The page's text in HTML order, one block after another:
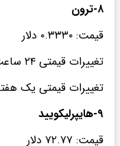
۸-ترون
قیمت: ۰.۳۳۳۰ دلار
تغییرات قیمتی ۲۴ ساعت گذشته: ۲.۰۱ درصد کاهش
تغییرات قیمتی یک هفته اخیر:
۹-هایپرلیکویید
قیمت: ۷۲.۷۷ دلار